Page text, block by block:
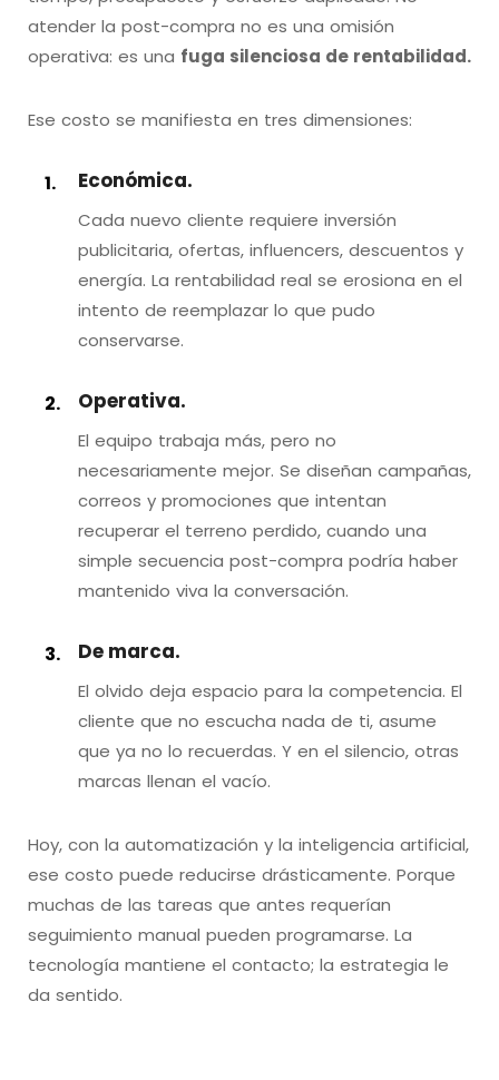
atender la post-compra no es una omisión
operativa: es una fuga silenciosa de rentabilidad.
Ese costo se manifiesta en tres dimensiones:
Económica.
Cada nuevo cliente requiere inversión
publicitaria, ofertas, influencers, descuentos y
energía. La rentabilidad real se erosiona en el
intento de reemplazar lo que pudo
conservarse.
Operativa.
El equipo trabaja más, pero no
necesariamente mejor. Se diseñan campañas,
correos y promociones que intentan
recuperar el terreno perdido, cuando una
simple secuencia post-compra podría haber
mantenido viva la conversación.
De marca.
El olvido deja espacio para la competencia. El
cliente que no escucha nada de ti, asume
que ya no lo recuerdas. Y en el silencio, otras
marcas llenan el vacío.
Hoy, con la automatización y la inteligencia artificial,
ese costo puede reducirse drásticamente. Porque
muchas de las tareas que antes requerían
seguimiento manual pueden programarse. La
tecnología mantiene el contacto; la estrategia le
da sentido.